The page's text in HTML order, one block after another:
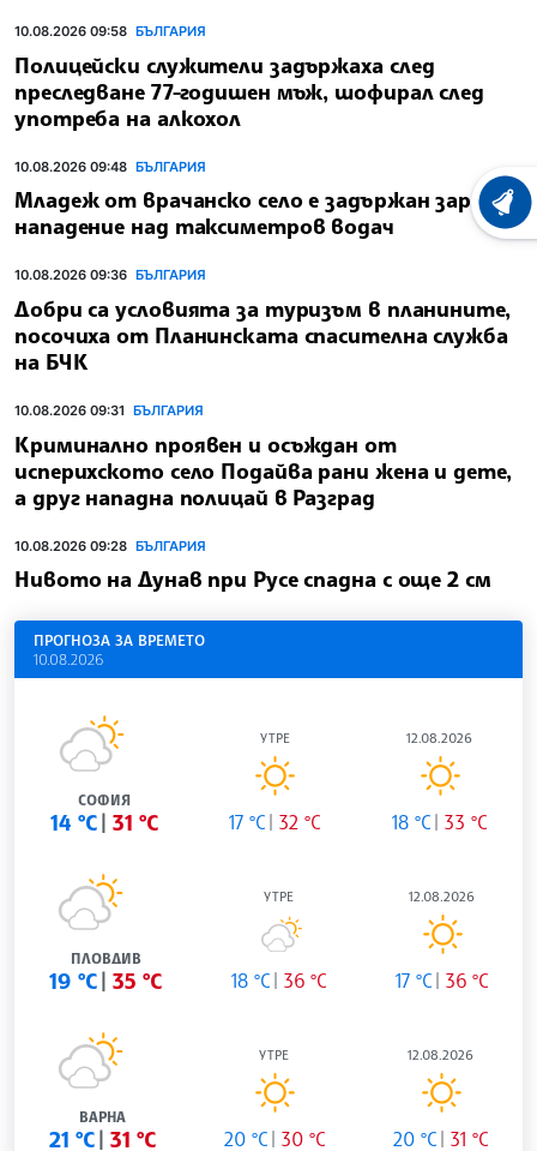
10.08.2026 09:58 БЪЛГАРИЯ
Полицейски служители задържаха след
преследване 77-годишен мъж, шофирал след
употреба на алкохол
10.08.2026 09:48 БЪЛГАРИЯ
Младеж от врачанско село е задържан заради
нападение над таксиметров водач
10.08.2026 09:36 БЪЛГАРИЯ
Добри са условията за туризъм в планините,
посочиха от Планинската спасителна служба
на БЧК
10.08.2026 09:31 БЪЛГАРИЯ
Криминално проявен и осъждан от
исперихското село Подайва рани жена и дете,
а друг нападна полицай в Разград
10.08.2026 09:28 БЪЛГАРИЯ
Нивото на Дунав при Русе спадна с още 2 см
ПРОГНОЗА ЗА ВРЕМЕТО
10.08.2026
СОФИЯ
14 °C 31 °C
УТРЕ
17 °C 32 °C
12.08.2026
18 °C 33 °C
ПЛОВДИВ
19 °C 35 °C
УТРЕ
18 °C 36 °C
12.08.2026
17 °C 36 °C
ВАРНА
21 °C 31 °C
УТРЕ
20 °C 30 °C
12.08.2026
20 °C 31 °C